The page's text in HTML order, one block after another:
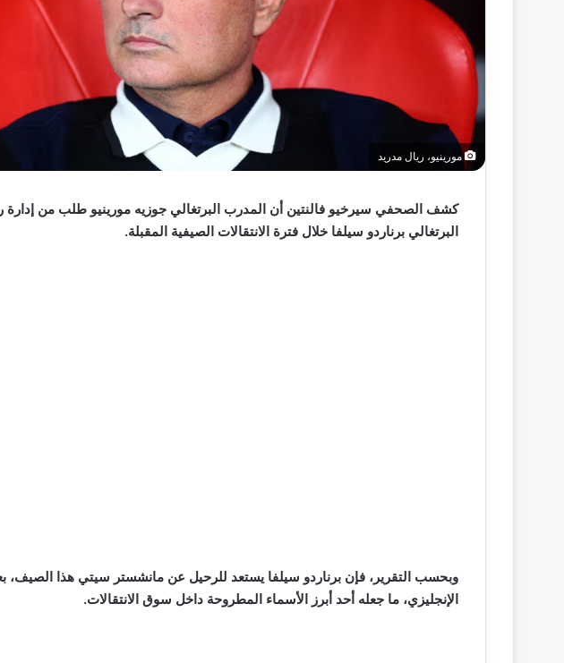
مورينيو، ريال مدريد
كشف الصحفي سيرخيو فالنتين أن المدرب البرتغالي جوزيه مورينيو طلب من إدارة
البرتغالي برناردو سيلفا خلال فترة الانتقالات الصيفية المقبلة.
وبحسب التقرير، فإن برناردو سيلفا يستعد للرحيل عن مانشستر سيتي هذا الصيف،
الإنجليزي، ما جعله أحد أبرز الأسماء المطروحة داخل سوق الانتقالات.